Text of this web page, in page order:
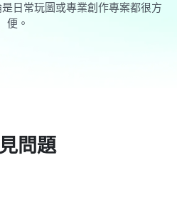
日常玩圖或專業創作專案都很方
便。
問題